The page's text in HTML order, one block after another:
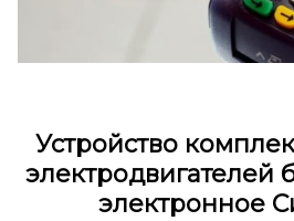
Устройство
электродвигателей
электронное